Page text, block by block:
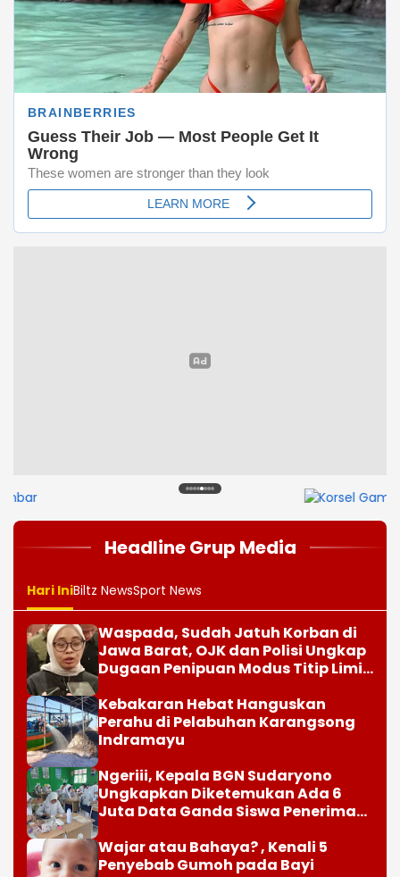
12345678
Headline Grup Media
Hari IniBiltz NewsSport News
Waspada, Sudah Jatuh Korban di
Jawa Barat, OJK dan Polisi Ungkap
Dugaan Penipuan Modus Titip Limit
Kebakaran Hebat Hanguskan
Perahu di Pelabuhan Karangsong
Indramayu
Ngeriii, Kepala BGN Sudaryono
Ungkapkan Diketemukan Ada 6
Juta Data Ganda Siswa Penerima
Wajar atau Bahaya? , Kenali 5
Penyebab Gumoh pada Bayi